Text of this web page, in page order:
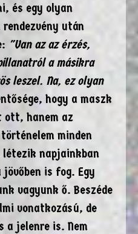
és egy olyan
után
"Van az az érzés,
a másikra
leszel. Na, ez olyan
hogy a maszk
ott, hanem az
minden
napjainkban
is fog. Egy
vagyunk ő. Beszéde
vonatkozású, de
jelenre is. Nem